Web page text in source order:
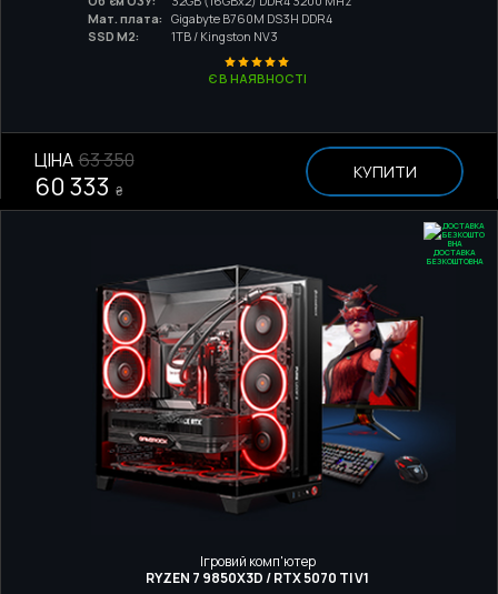
Мат. плата:
Gigabyte B760M DS3H DDR4
SSD M2:
1TB / Kingston NV3
Є В НАЯВНОСТІ
ЦІНА 63 350
60 333 ₴
КУПИТИ
ДОСТАВКА
БЕЗКОШТОВНА
Ігровий комп'ютер
RYZEN 7 9850X3D / RTX 5070 TI V1